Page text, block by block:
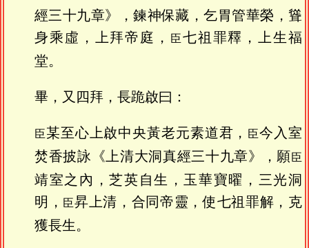
經三十九章》，鍊神保藏，乞胃管華榮，聳
身乘虛，上拜帝庭，
臣七祖罪釋，上生福
堂。
畢，又四拜，長跪啟曰：
臣某至心上啟中央黃老元素道君， 臣今入室
焚香披詠《上清大洞真經三十九章》，願臣
靖室之內，芝英自生，玉華寶曜，三光洞
明， 臣昇上清，合同帝靈，使七祖罪解，克
獲長生。